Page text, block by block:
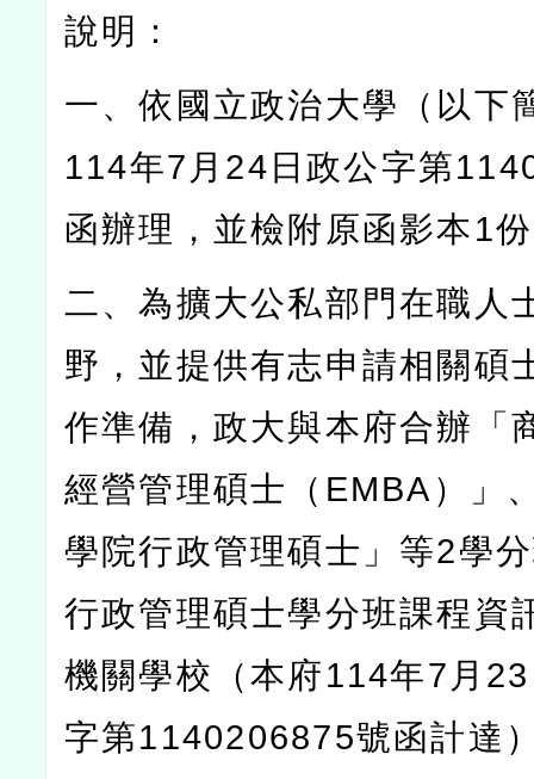
說明：
一、依國立政治大學（以下
114年7 月 24 日政公字第
函辦理，並檢附原函影本1
二、為擴大公私部門在職人
野，並提供有志申請相關碩
作準備，政大與本府合辦「
經營管理碩士（ EMBA ）」
學院行政管理碩士」等2學
行政管理碩士學分班課程資
機關學校（本府114年7 月 23
字第1140206875號函計達